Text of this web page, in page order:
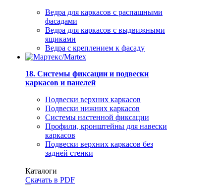
Ведра для каркасов с распашными
фасадами
Ведра для каркасов с выдвижными
ящиками
Ведра с креплением к фасаду
18. Системы фиксации и подвески
каркасов и панелей
Подвески верхних каркасов
Подвески нижних каркасов
Системы настенной фиксации
Профили, кронштейны для навески
каркасов
Подвески верхних каркасов без
задней стенки
Каталоги
Скачать в PDF